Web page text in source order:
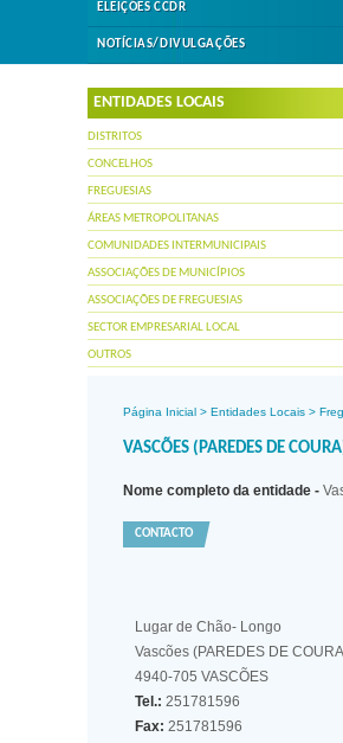
ELEIÇÕES CCDR
NOTÍCIAS/DIVULGAÇÕES
ENTIDADES LOCAIS
DISTRITOS
CONCELHOS
FREGUESIAS
ÁREAS METROPOLITANAS
COMUNIDADES INTERMUNICIPAIS
ASSOCIAÇÕES DE MUNICÍPIOS
ASSOCIAÇÕES DE FREGUESIAS
SECTOR EMPRESARIAL LOCAL
OUTROS
Página Inicial > Entidades Locais >
VASCÕES (PAREDES DE
Nome completo da entidade -
CONTACTO
Lugar de Chão- Longo
Vascões (PAREDES DE
4940-705 VASCÕES
Tel.: 251781596
Fax: 251781596